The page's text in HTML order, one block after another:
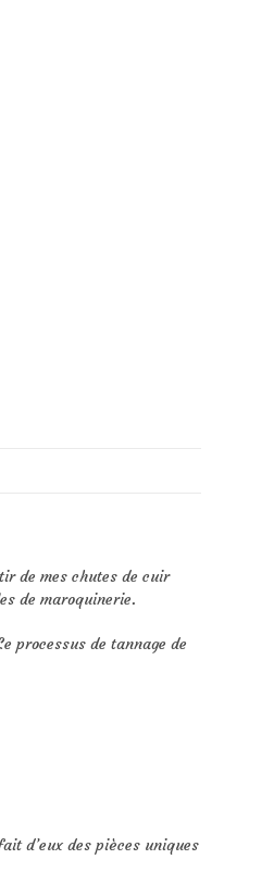
de mes chutes de cuir
de maroquinerie.
processus de tannage de
d’eux des pièces uniques